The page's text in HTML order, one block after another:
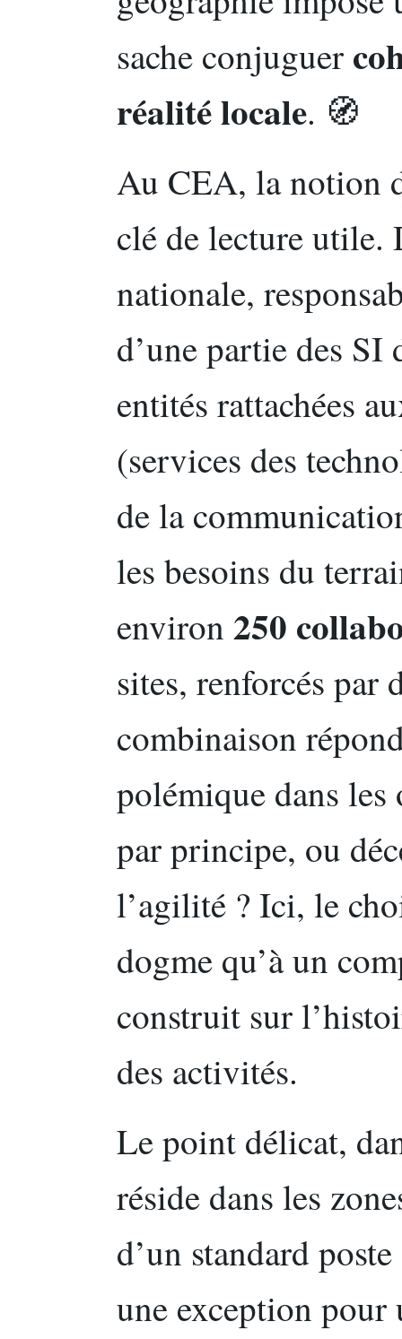
sache conjuguer
réalité locale. 🧭
Au CEA, la notion
clé de lecture utile.
nationale,
d’une partie des SI
entités rattachées
(services des
de la
les besoins du
environ 250
sites, renforcés par
combinaison
polémique dans
par principe, ou
l’agilité ? Ici, le
dogme qu’à un
construit sur
des activités.
Le point délicat,
réside dans les
d’un standard
une exception pour